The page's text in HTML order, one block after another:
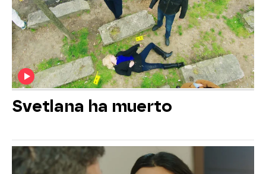
Svetlana ha muerto